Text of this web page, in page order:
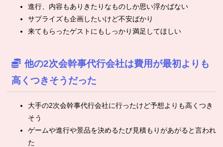
進行、内容もありきたりなものしか思い浮かばない
サプライズも企画したいけど不安ばかり
来てもらったゲストにもしっかり満足してほしい
他の2次会幹事代行会社は費用が最初よりも
高くつきそうだった
大手の2次会幹事代行会社に行ったけど予想よりも高くつき
そう
ゲームや進行や景品を決めるたび見積もりがあがると言われ
た